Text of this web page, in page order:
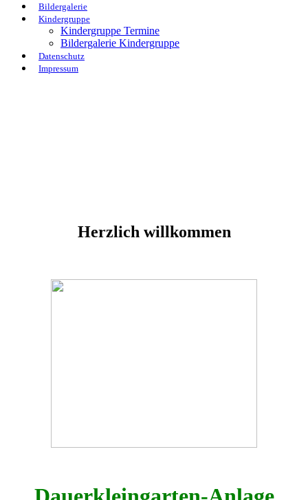
Bildergalerie
Kindergruppe
Kindergruppe Termine
Bildergalerie Kindergruppe
Datenschutz
Impressum
Herzlich willkommen